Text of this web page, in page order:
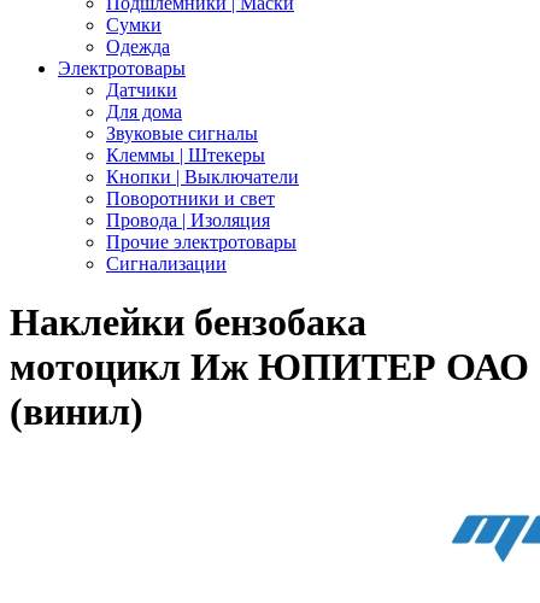
Сумки
Одежда
Электротовары
Датчики
Для дома
Звуковые сигналы
Клеммы | Штекеры
Кнопки | Выключатели
Поворотники и свет
Провода | Изоляция
Прочие электротовары
Сигнализации
Наклейки бензобака
мотоцикл Иж ЮПИТЕР ОАО
(винил)